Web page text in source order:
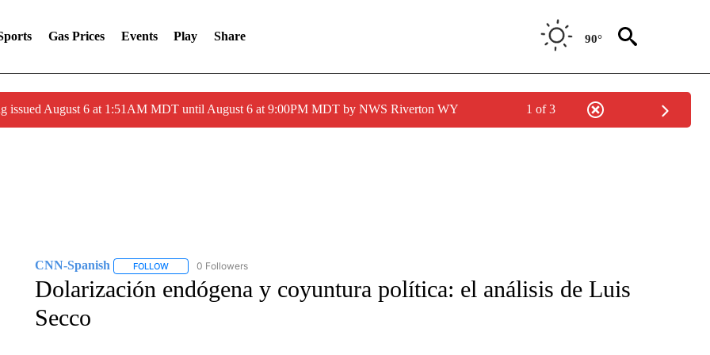
Gas Prices Events Play Share 90°
issued August 6 at 1:51AM MDT until August 6 at 9:00PM MDT by NWS Riverton WY 1 of 3
CNN-Spanish FOLLOWFOLLOW "CNN-SPANISH" TO RECEIVE NOTIFICATIONS ABOUT NEW PAGES ON "CNN-SPANISH".
0 Followers
Dolarización endógena y coyuntura política: el análisis de Luis
Secco